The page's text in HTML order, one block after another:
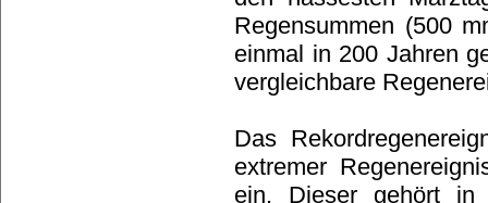
Regensummen (500
einmal in 200 Jahren
vergleichbare
Das
extremer
ein. Dieser gehört in